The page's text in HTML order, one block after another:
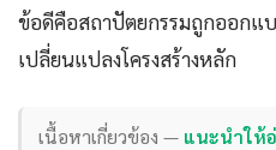
ข้อดีคือสถาปัตยกรรมถูกออกแบ
เปลี่ยนแปลงโครงสร้างหลัก
เนื้อหาเกี่ยวข้อง — แนะนำให้